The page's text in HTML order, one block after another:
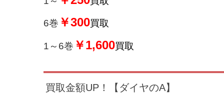
6巻 ￥300買取
1～6巻 ￥1,600買取
買取金額UP！【ダイヤのA】